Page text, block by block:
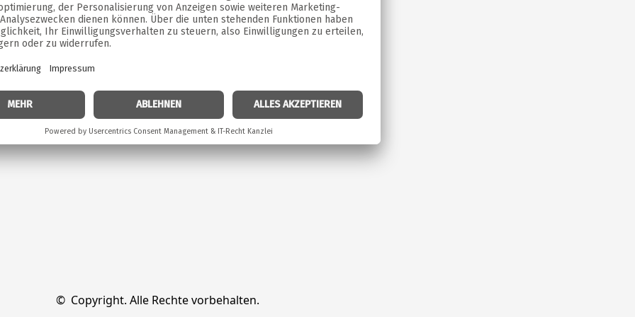
©  Copyright. Alle Rechte vorbehalten.